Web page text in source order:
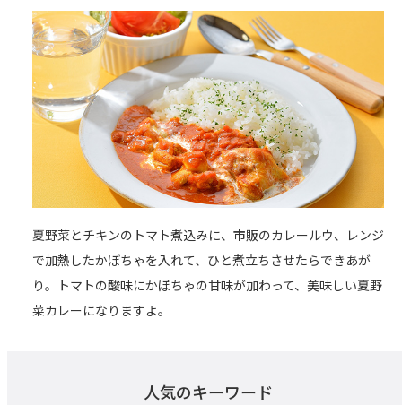
夏野菜とチキンのトマト煮込みに、市販のカレールウ、レンジ
で加熱したかぼちゃを入れて、ひと煮立ちさせたらできあが
り。トマトの酸味にかぼちゃの甘味が加わって、美味しい夏野
菜カレーになりますよ。
人気のキーワード